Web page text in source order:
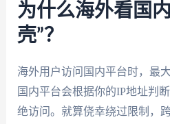
为什么海外看国
壳”？
海外用户访问国内平台时，
国内平台会根据你的IP地址判
绝访问。就算侥幸绕过限制，